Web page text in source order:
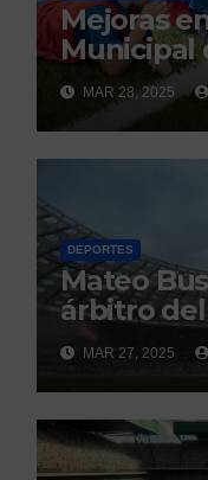
Mejoras
Municipal
Continuo.
MAR 28, 2025
DEPORTES
Mateo
árbitro
con un
debate
MAR 27, 2025